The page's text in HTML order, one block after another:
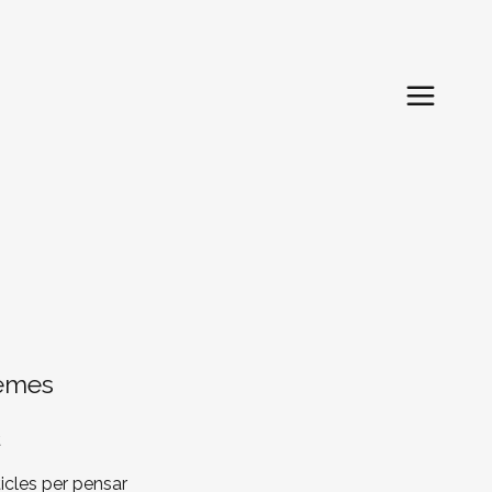
per pensar